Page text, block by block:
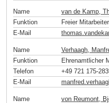
Name
van de Kamp,
Funktion
Freier Mitarbeiter
E-Mail
Name
Verhaagh,
Funktion
Ehrenamtlicher
Telefon
+49 721 175-
E-Mail
Name
von Reumont,